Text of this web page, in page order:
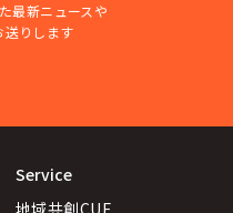
最新ニュースや
送りします
Service